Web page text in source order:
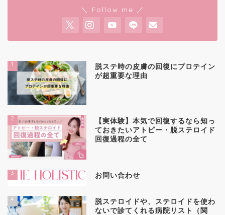
＼ Follow me ／
1
脱ステ時の皮膚の回復にプロテイン
が超重要な理由
2
【実体験】本気で回復するなら知っ
ておきたいアトピー・脱ステロイド
回復過程の全て
3 お問い合わせ
4
脱ステロイドや、ステロイドを使わ
ないで診てくれる病院リスト（関